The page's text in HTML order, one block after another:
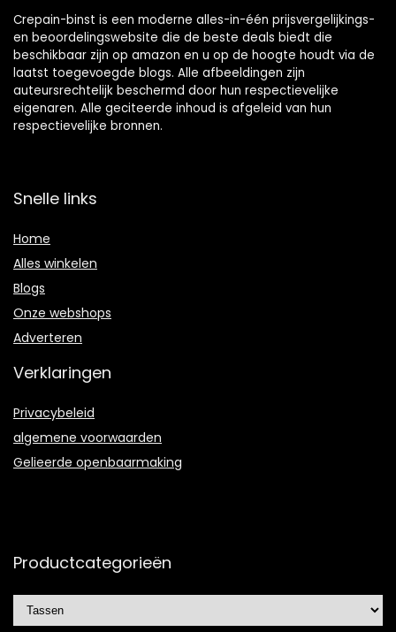
Crepain-binst is een moderne alles-in-één prijsvergelijkings-
en beoordelingswebsite die de beste deals biedt die
beschikbaar zijn op amazon en u op de hoogte houdt via de
laatst toegevoegde blogs. Alle afbeeldingen zijn
auteursrechtelijk beschermd door hun respectievelijke
eigenaren. Alle geciteerde inhoud is afgeleid van hun
respectievelijke bronnen.
Snelle links
Home
Alles winkelen
Blogs
Onze webshops
Adverteren
Verklaringen
Privacybeleid
algemene voorwaarden
Gelieerde openbaarmaking
Productcategorieën